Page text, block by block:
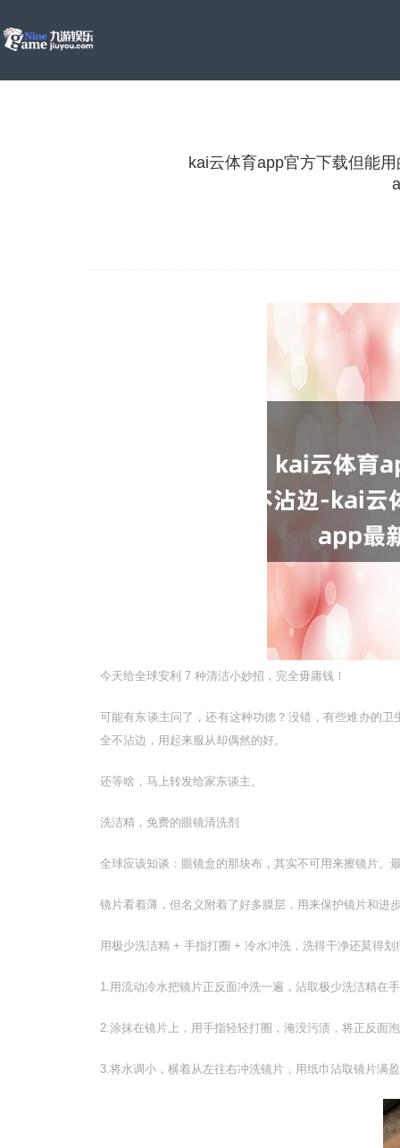
kai云体育app官方下载但能
今天给全球安利 7 种清洁小妙招，完全毋庸钱！
可能有东谈主问了，还有这种功德？没错，有些难办的
全不沾边，用起来服从却偶然的好。
还等啥，马上转发给家东谈主。
洗洁精，免费的眼镜清洗剂
全球应该知谈：眼镜盒的那块布，其实不可用来擦镜片。
镜片看着薄，但名义附着了好多膜层，用来保护镜片和进
用极少洗洁精 + 手指打圈 + 冷水冲洗，洗得干净还莫得
1.用流动冷水把镜片正反面冲洗一遍，沾取极少洗洁精在
2.涂抹在镜片上，用手指轻轻打圈，淹没污渍，将正反面
3.将水调小，横着从左往右冲洗镜片，用纸巾沾取镜片满